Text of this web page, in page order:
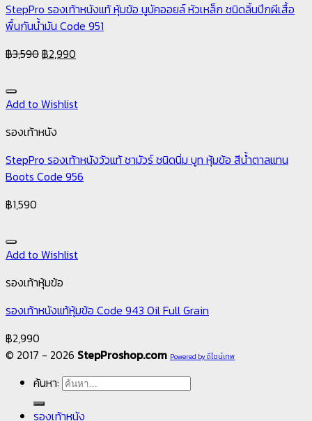
StepPro รองเท้าหนังแท้ หุ้มข้อ นูบัคออยล์ หัวเหล็ก ชนิดลิ้นปีกผีเสื้อ
พื้นกันน้ำมัน Code 951
฿3,590฿2,990
Add to Wishlist
รองเท้าหนัง
StepPro รองเท้าหนังวัวแท้ ชามัวร์ ชนิดนิ่ม บูท หุ้มข้อ สีน้ำตาลแทน
Boots Code 956
฿1,590
Add to Wishlist
รองเท้าหุ้มข้อ
รองเท้าหนังแท้หุ้มข้อ Code 943 Oil Full Grain
฿2,990
© 2017 - 2026 StepProshop.com Powered by ดีไซน์เทพ
ค้นหา:
รองเท้าหนัง